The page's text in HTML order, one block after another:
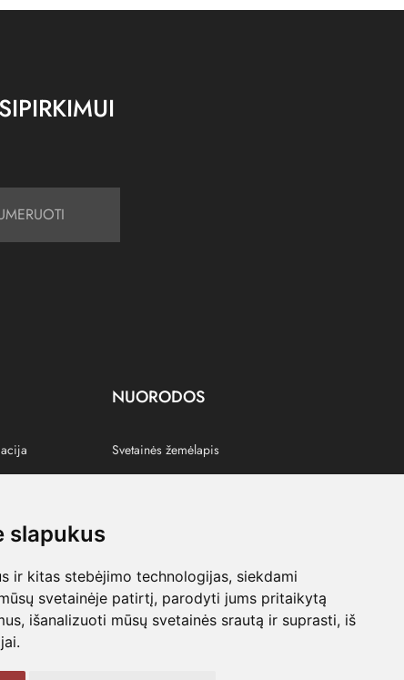
slapukus
ir kitas stebėjimo technologijas, siekdami
svetainėje patirtį, parodyti jums pritaikytą
išanalizuoti mūsų svetainės srautą ir suprasti, iš
NUORODOS
Svetainės žemėlapis